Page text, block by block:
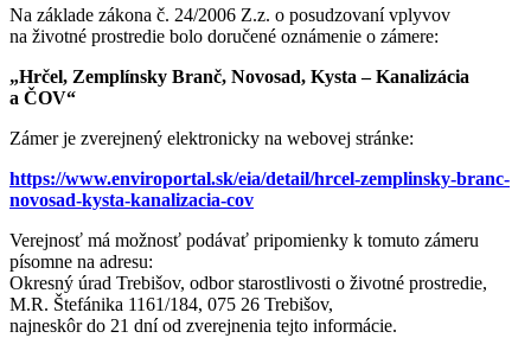
Na základe zákona č. 24/2006 Z.z. o posudzovaní vplyvov
na životné prostredie bolo doručené oznámenie o zámere:
„Hrčel, Zemplínsky Branč, Novosad, Kysta – Kanalizácia
a ČOV“
Zámer je zverejnený elektronicky na webovej stránke:
https://www.enviroportal.sk/eia/detail/hrcel-zemplinsky-branc-
novosad-kysta-kanalizacia-cov
Verejnosť má možnosť podávať pripomienky k tomuto zámeru
písomne na adresu:
Okresný úrad Trebišov, odbor starostlivosti o životné prostredie,
M.R. Štefánika 1161/184, 075 26 Trebišov,
najneskôr do 21 dní od zverejnenia tejto informácie.